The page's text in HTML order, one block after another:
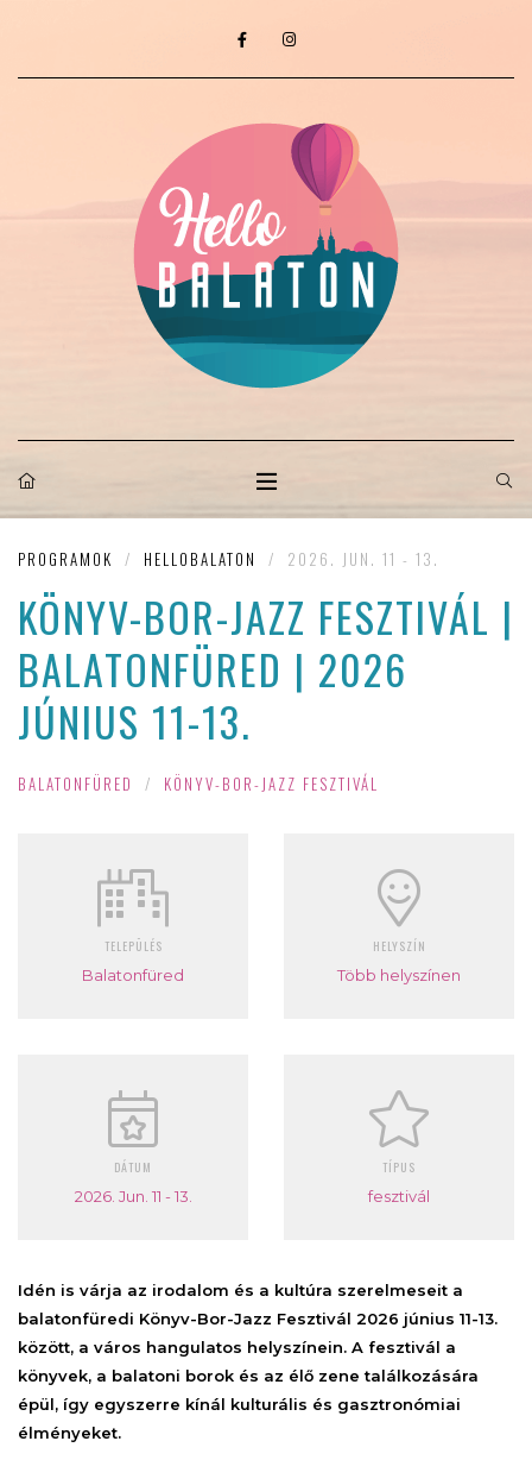
PROGRAMOK / HELLOBALATON / 2026. JUN. 11 - 13.
KÖNYV-BOR-JAZZ FESZTIVÁL |
BALATONFÜRED | 2026
JÚNIUS 11-13.
BALATONFÜRED / KÖNYV-BOR-JAZZ FESZTIVÁL
TELEPÜLÉS
Balatonfüred
HELYSZÍN
Több helyszínen
DÁTUM
2026. Jun. 11 - 13.
TÍPUS
fesztivál
Idén is várja az irodalom és a kultúra szerelmeseit a
balatonfüredi Könyv-Bor-Jazz Fesztivál 2026 június 11-13.
között, a város hangulatos helyszínein. A fesztivál a
könyvek, a balatoni borok és az élő zene találkozására
épül, így egyszerre kínál kulturális és gasztronómiai
élményeket.